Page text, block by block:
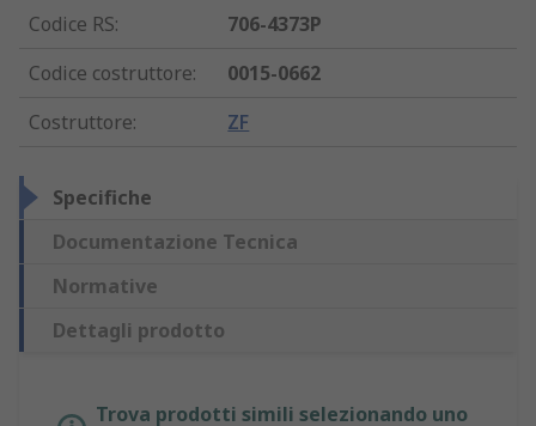
Codice RS:
706-4373P
Codice costruttore:
0015-0662
Costruttore: ZF
Specifiche
Documentazione Tecnica
Normative
Dettagli prodotto
Trova prodotti simili selezionando uno